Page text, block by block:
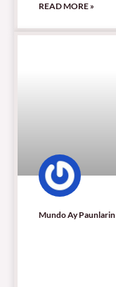
READ MORE »
Mundo Ay